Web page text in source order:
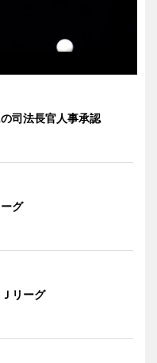
司法長官人事承認
グ
リーグ